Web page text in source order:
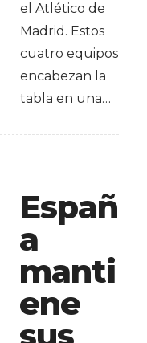
el Atlético de
Madrid. Estos
cuatro equipos
encabezan la
tabla en una…
Españ
a
manti
ene